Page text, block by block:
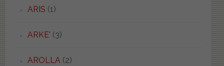
ARIS (1)
ARKE' (3)
AROLLA(2)